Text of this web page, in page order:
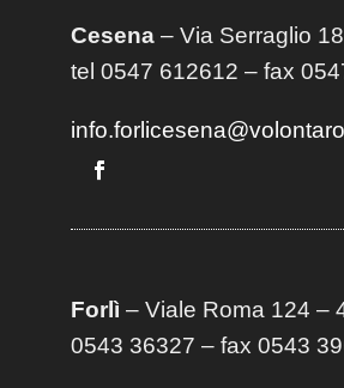
Cesena– Via Serraglio
tel 0547 612612 – fax
Forlì – Viale Roma 124 –
0543 36327 – fax 0543